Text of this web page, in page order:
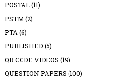
POSTAL(11)
PSTM (2)
PTA(6)
PUBLISHED (5)
QR CODE VIDEOS (19)
QUESTION PAPERS (100)